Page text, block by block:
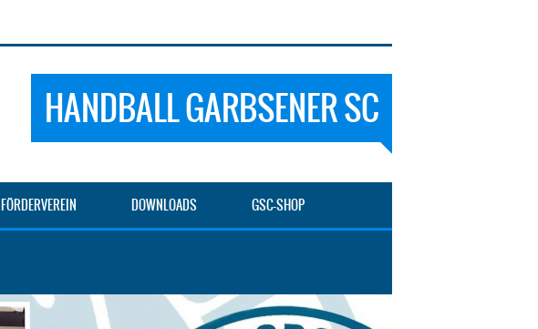
HANDBALL GARBSENER SC
FÖRDERVEREIN DOWNLOADS GSC-SHOP